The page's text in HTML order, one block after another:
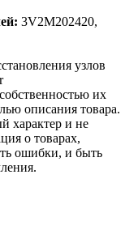
3V2M202420,
узлов
их
описания товара.
характер и не
о товарах,
ошибки, и быть